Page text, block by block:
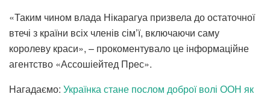
«Таким чином влада Нікарагуа призвела до остаточної
втечі з країни всіх членів сім’ї, включаючи саму
королеву краси», – прокоментувало це інформаційне
агентство «Ассошіейтед Прес».
Нагадаємо: Українка стане послом доброї волі ООН як